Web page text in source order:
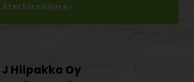
Återförsäljare ›
J Hiipakka Oy